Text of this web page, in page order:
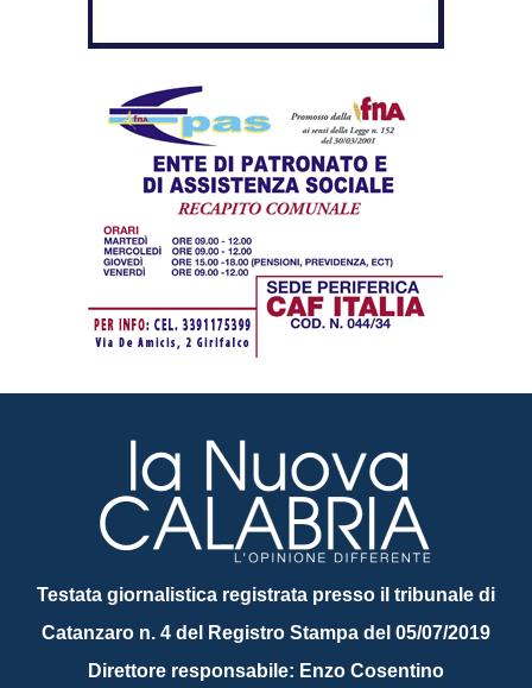
Testata giornalistica registrata presso il tribunale di
Catanzaro n. 4 del Registro Stampa del 05/07/2019
Direttore responsabile: Enzo Cosentino